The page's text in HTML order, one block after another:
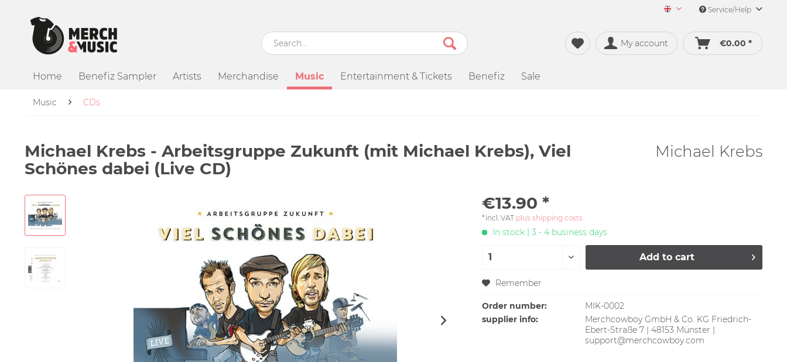
Merch&Music English
Service/Help
My account €0.00 *
Home Benefiz Sampler Artists Merchandise Music Entertainment & Tickets Benefiz Sale
Music CDs
Michael Krebs - Arbeitsgruppe Zukunft (mit Michael Krebs), Viel
Schönes dabei (Live CD)
Michael Krebs
€13.90 *
*incl. VAT plus shipping costs
In stock | 3 - 4 business days
Add to cart
Remember
Order number:
MIK-0002
supplier info:
Merchcowboy GmbH & Co. KG Friedrich-
Ebert-Straße 7 | 48153 Münster |
support@merchcowboy.com